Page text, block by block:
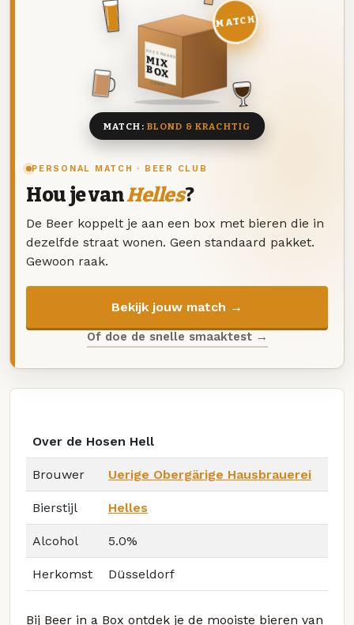
PERSONAL MATCH · BEER CLUB
Hou je vanHelles?
De Beer koppelt je aan een box met bieren die in
dezelfde straat wonen. Geen standaard pakket.
Gewoon raak.
Bekijk jouw match →
Of doe de snelle smaaktest →
DEZE MAAND
MIX
BOX
8 BIEREN
MATCH
MATCH: BLOND & KRACHTIG
Over de Hosen Hell
Brouwer Uerige Obergärige Hausbrauerei
Bierstijl Helles
Alcohol 5.0%
Herkomst Düsseldorf
Bij Beer in a Box ontdek je de mooiste bieren van